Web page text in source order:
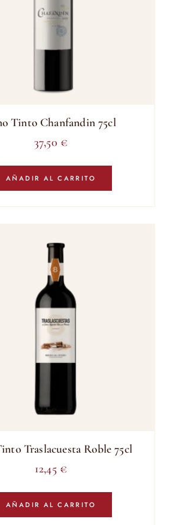
Tinto Chanfandin 75cl
37,50 €
AÑADIR AL CARRITO
Traslacuesta Roble 75cl
12,45 €
AÑADIR AL CARRITO